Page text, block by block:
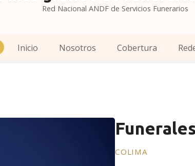
Red Nacional ANDF de Servicios Funerarios
Inicio Nosotros Cobertura
COLIMA